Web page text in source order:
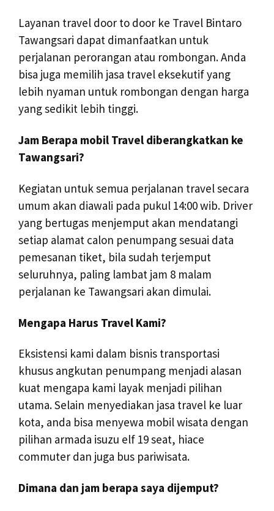
Layanan travel door to door ke Travel Bintaro
Tawangsari dapat dimanfaatkan untuk
perjalanan perorangan atau rombongan. Anda
bisa juga memilih jasa travel eksekutif yang
lebih nyaman untuk rombongan dengan harga
yang sedikit lebih tinggi.
Jam Berapa mobil Travel diberangkatkan ke
Tawangsari?
Kegiatan untuk semua perjalanan travel secara
umum akan diawali pada pukul 14:00 wib. Driver
yang bertugas menjemput akan mendatangi
setiap alamat calon penumpang sesuai data
pemesanan tiket, bila sudah terjemput
seluruhnya, paling lambat jam 8 malam
perjalanan ke Tawangsari akan dimulai.
Mengapa Harus Travel Kami?
Eksistensi kami dalam bisnis transportasi
khusus angkutan penumpang menjadi alasan
kuat mengapa kami layak menjadi pilihan
utama. Selain menyediakan jasa travel ke luar
kota, anda bisa menyewa mobil wisata dengan
pilihan armada isuzu elf 19 seat, hiace
commuter dan juga bus pariwisata.
Dimana dan jam berapa saya dijemput?